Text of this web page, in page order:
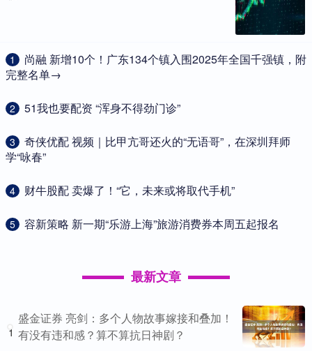
1
​尚融 新增10个！广东134个镇入围2025年全国千强镇，附
完整名单→
2 ​51我也要配资 “浑身不得劲门诊”
3
​奇侠优配 视频｜比甲亢哥还火的“无语哥”，在深圳拜师
学“咏春”
4 ​财牛股配 卖爆了！“它，未来或将取代手机”
5 ​容新策略 新一期“乐游上海”旅游消费券本周五起报名
最新文章
1
盛金证券 亮剑：多个人物故事嫁接和叠加！
有没有违和感？算不算抗日神剧？